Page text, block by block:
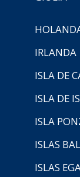
IRLANDA
ISLA DE
ISLA DE
ISLA
ISLAS
ISLAS